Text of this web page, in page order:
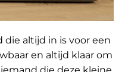
die altijd in is voor een
en altijd klaar om